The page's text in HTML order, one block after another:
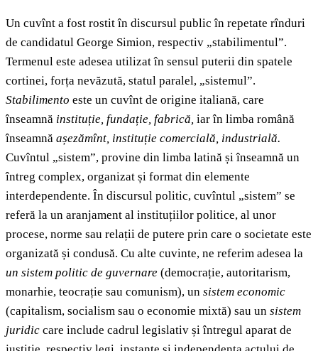
Un cuvînt a fost rostit în discursul public în repetate rînduri
de candidatul George Simion, respectiv „stabilimentul”.
Termenul este adesea utilizat în sensul puterii din spatele
cortinei, forța nevăzută, statul paralel, „sistemul”.
Stabilimento este un cuvînt de origine italiană, care
înseamnă instituție, fundație, fabrică, iar în limba română
înseamnă așezămînt, instituție comercială, industrială.
Cuvîntul „sistem”, provine din limba latină și înseamnă un
întreg complex, organizat și format din elemente
interdependente. În discursul politic, cuvîntul „sistem” se
referă la un aranjament al instituțiilor politice, al unor
procese, norme sau relații de putere prin care o societate este
organizată și condusă. Cu alte cuvinte, ne referim adesea la
un sistem politic de guvernare (democrație, autoritarism,
monarhie, teocrație sau comunism), un sistem economic
(capitalism, socialism sau o economie mixtă) sau un sistem
juridic care include cadrul legislativ și întregul aparat de